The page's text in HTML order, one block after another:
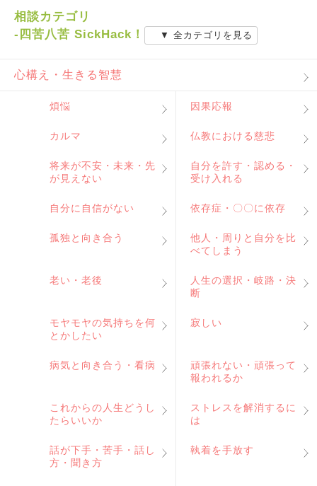
相談カテゴリ
-四苦八苦 SickHack！
▼ 全カテゴリを見る
心構え・生きる智慧
煩悩 因果応報
カルマ 仏教における慈悲
将来が不安・未来・先
が見えない
自分を許す・認める・
受け入れる
自分に自信がない 依存症・〇〇に依存
孤独と向き合う
他人・周りと自分を比
べてしまう
老い・老後
人生の選択・岐路・決
断
モヤモヤの気持ちを何
とかしたい
寂しい
病気と向き合う・看病
頑張れない・頑張って
報われるか
これからの人生どうし
たらいいか
ストレスを解消するに
は
話が下手・苦手・話し
方・聞き方
執着を手放す